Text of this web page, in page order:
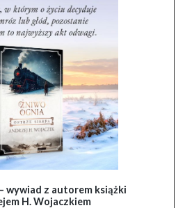
wywiad z autorem książki
H. Wojaczkiem